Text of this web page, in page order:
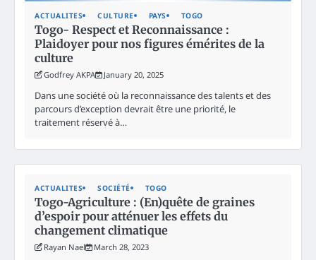
ACTUALITES CULTURE PAYS TOGO
Togo- Respect et Reconnaissance :
Plaidoyer pour nos figures émérites de la
culture
Godfrey AKPA January 20, 2025
Dans une société où la reconnaissance des talents et des
parcours d’exception devrait être une priorité, le
traitement réservé à…
ACTUALITES SOCIÉTÉ TOGO
Togo-Agriculture : (En)quête de graines
d’espoir pour atténuer les effets du
changement climatique
Rayan Nael March 28, 2023